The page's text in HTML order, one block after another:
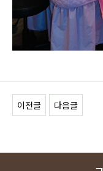
이전글 다음글